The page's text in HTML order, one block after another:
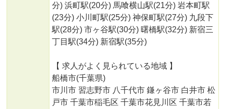
分) 浜町駅(20分) 馬喰横山駅(21分) 岩本町駅
(23分) 小川町駅(25分) 神保町駅(27分) 九段下
駅(28分) 市ヶ谷駅(30分) 曙橋駅(32分) 新宿三
丁目駅(34分) 新宿駅(35分)
【 求人がよく見られている地域 】
船橋市(千葉県)
市川市 習志野市 八千代市 鎌ヶ谷市 白井市 松
戸市 千葉市稲毛区 千葉市花見川区 千葉市若